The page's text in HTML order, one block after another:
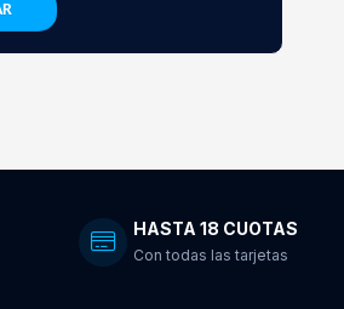
HASTA 18 CUOTAS
Con todas las tarjetas